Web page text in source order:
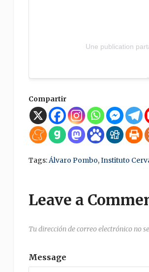
Une publication
Compartir
Tags:Álvaro Pombo,Instituto
Leave a
Tu dirección de correo electrónico no
Message